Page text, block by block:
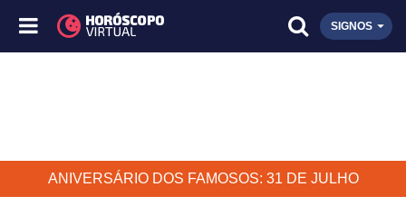
SIGNOS
ANIVERSÁRIO DOS FAMOSOS: 31 DE JULHO